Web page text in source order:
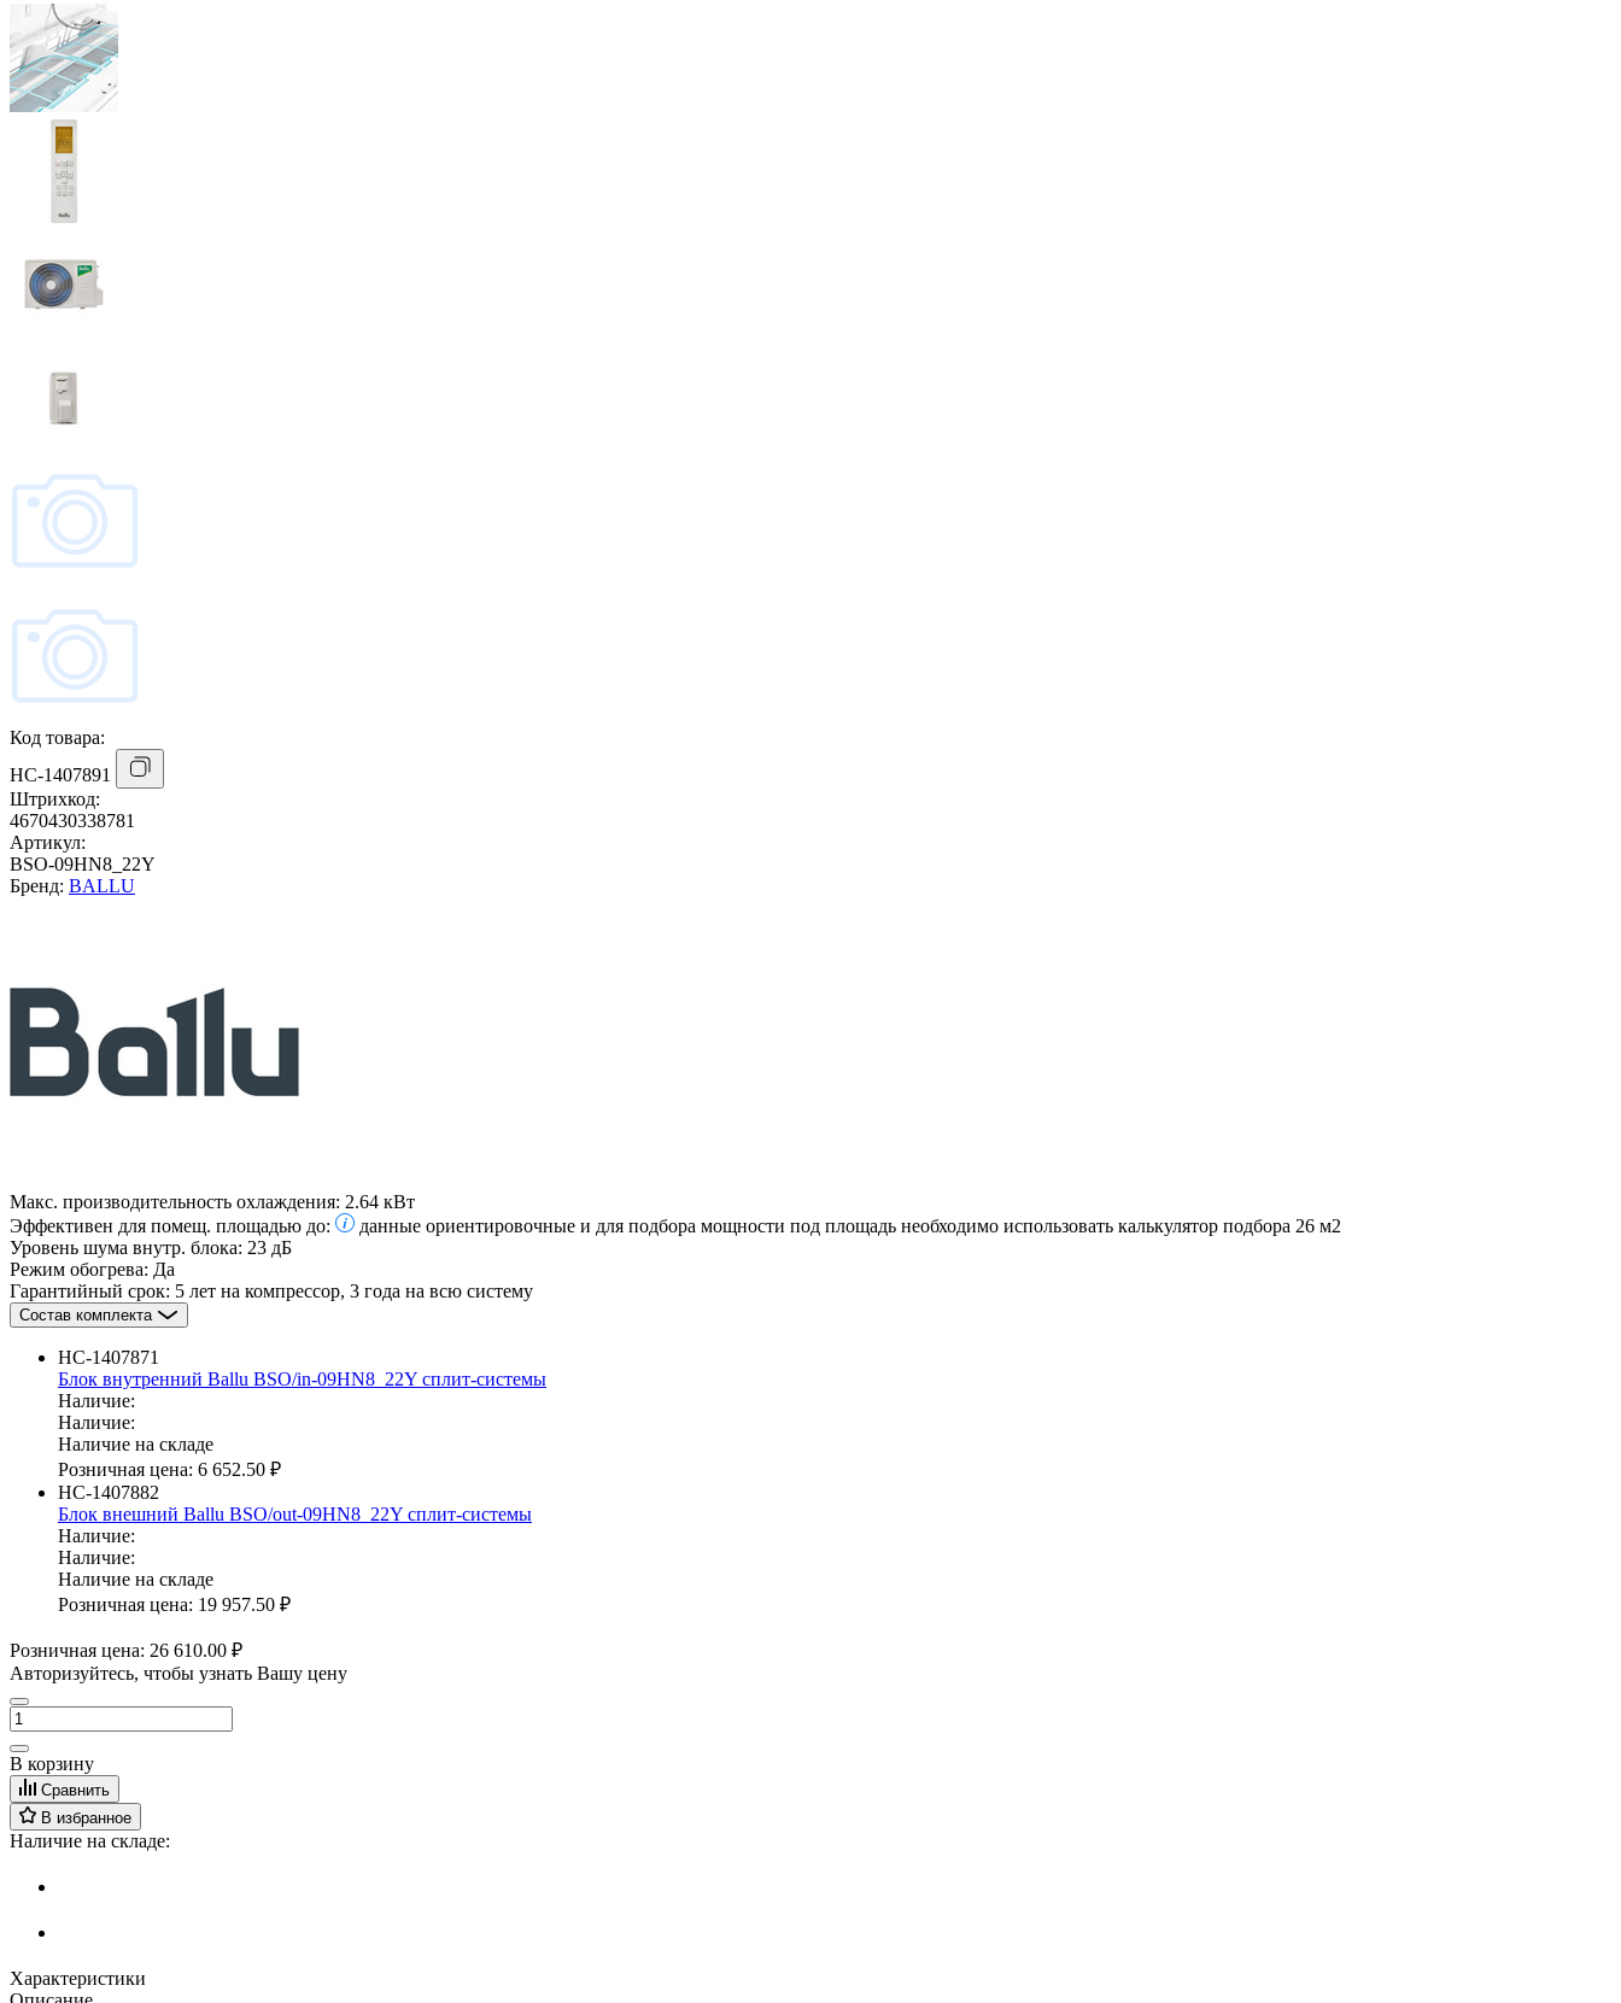
Код товара:
НС-1407891
Штрихкод:
4670430338781
Артикул:
BSO-09HN8_22Y
Бренд: BALLU
Макс. производительность охлаждения: 2.64 кВт
Эффективен для помещ. площадью до:
данные ориентировочные и для подбора мощности под площадь необходимо использовать калькулятор подбора 26 м2
Уровень шума внутр. блока: 23 дБ
Режим обогрева: Да
Гарантийный срок: 5 лет на компрессор, 3 года на всю систему
Состав комплекта
НС-1407871
Блок внутренний Ballu BSO/in-09HN8_22Y сплит-системы
Наличие:
Наличие:
Наличие на складе
Розничная цена: 6 652.50 ₽
НС-1407882
Блок внешний Ballu BSO/out-09HN8_22Y сплит-системы
Наличие:
Наличие:
Наличие на складе
Розничная цена: 19 957.50 ₽
Розничная цена: 26 610.00 ₽
Авторизуйтесь, чтобы узнать Вашу цену
В корзину
Сравнить
В избранное
Наличие на складе:
Характеристики